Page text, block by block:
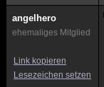
angelhero
ehemaliges Mitglied
Link kopieren
Lesezeichen setzen